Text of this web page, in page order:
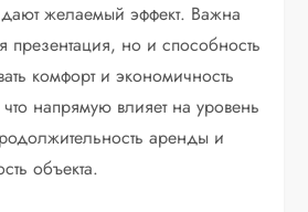
желаемый эффект. Важна
презентация, но и способность
комфорт и экономичность
напрямую влияет на уровень
аренды и
объекта.